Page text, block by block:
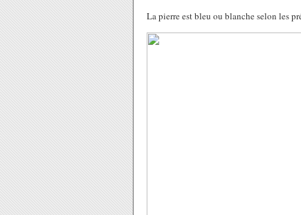
La pierre est bleu ou blanche selon les